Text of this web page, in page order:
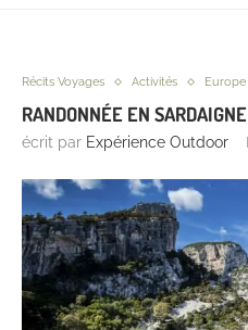
Récits Voyages Activités Europe
RANDONNÉE EN SARDAIGNE
écrit par Expérience Outdoor